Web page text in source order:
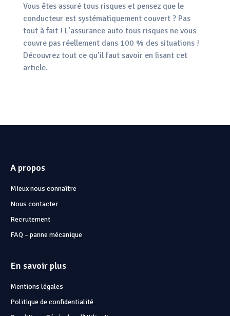
Vous êtes assuré tous risques et pensez que le
conducteur est systématiquement couvert ? Pas
tout à fait ! L’assurance auto tous risques ne vous
couvre pas réellement dans 100 % des situations !
Découvrez tout ce qu’il faut savoir en lisant cet
article.
A propos
Mieux nous connaître
Nous contacter
Recrutement
FAQ – panne mécanique
En savoir plus
Mentions légales
Politique de confidentialité